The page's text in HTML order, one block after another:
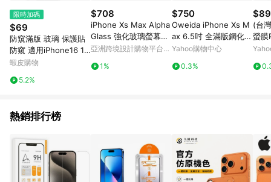
限時加碼
$69
防窺滿版 玻璃 保護貼
防窺 適用iPhone16 15
Plus 14 13 12 Pro Ma
蝦皮購物
5.2%
$708
iPhone Xs Max Alpha
Glass 強化玻璃螢幕保
護貼
亞洲跨境設計購物平台
1%
$750
Oweida iPhone Xs M
ax 6.5吋 全滿版鋼化玻
璃保護貼-黑色
Yahoo購物中心
0.3%
(台
螢膜
全膠
熱銷排行榜